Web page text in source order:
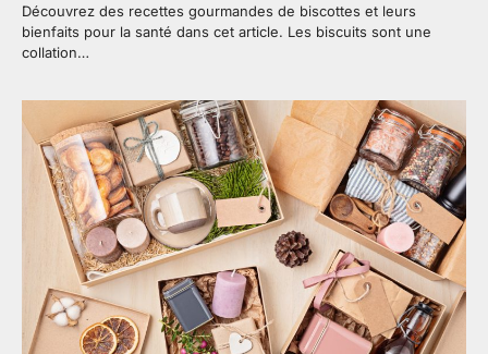
Découvrez des recettes gourmandes de biscottes et leurs
bienfaits pour la santé dans cet article. Les biscuits sont une
collation…